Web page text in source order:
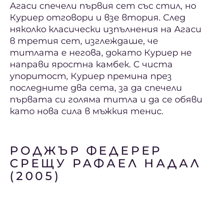
Агаси спечели първия сет със стил, но
Куриер отговори и взе втория. След
няколко класически изпълнения на Агаси
в третия сет, изглеждаше, че
титлата е негова, докато Куриер не
направи яростна камбек. С чиста
упоритост, Куриер премина през
последните два сета, за да спечели
първата си голяма титла и да се обяви
като нова сила в мъжкия тенис.
РОДЖЪР ФЕДЕРЕР
СРЕЩУ РАФАЕЛ НАДАЛ
(2005)